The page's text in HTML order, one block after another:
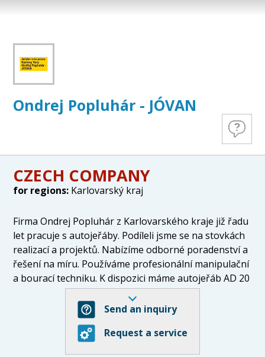
Ondrej Popluhár - JÓVAN
CZECH COMPANY
for regions: Karlovarský kraj
Firma Ondrej Popluhár z Karlovarského kraje již řadu
let pracuje s autojeřáby. Podíleli jsme se na stovkách
realizací a projektů. Nabízíme odborné poradenství a
řešení na míru. Používáme profesionální manipulační
a bourací techniku. K dispozici máme autojeřáb AD 20
na podvozku Tatra 148. Pro demolice staveb
používáme hydraulické bourací kladivo Poclain, které
láme skály a beton. Při manipulaci s těžkými břemeny
je velmi důležité správné zajištění nákladu a
Send an inquiry
Request a service